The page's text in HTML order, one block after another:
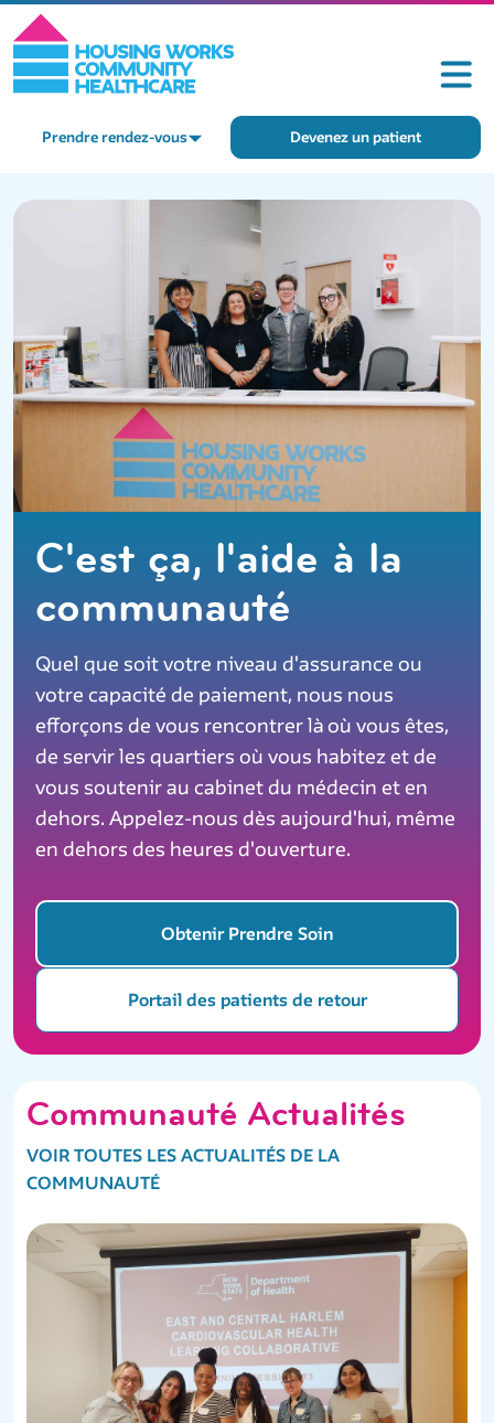
Prendre rendez-vous Devenez un patient
C'est ça, l'aide à la
communauté
Quel que soit votre niveau d'assurance ou
votre capacité de paiement, nous nous
efforçons de vous rencontrer là où vous êtes,
de servir les quartiers où vous habitez et de
vous soutenir au cabinet du médecin et en
dehors. Appelez-nous dès aujourd'hui, même
en dehors des heures d'ouverture.
Obtenir Prendre Soin
Portail des patients de retour
Communauté Actualités
VOIR TOUTES LES ACTUALITÉS DE LA
COMMUNAUTÉ